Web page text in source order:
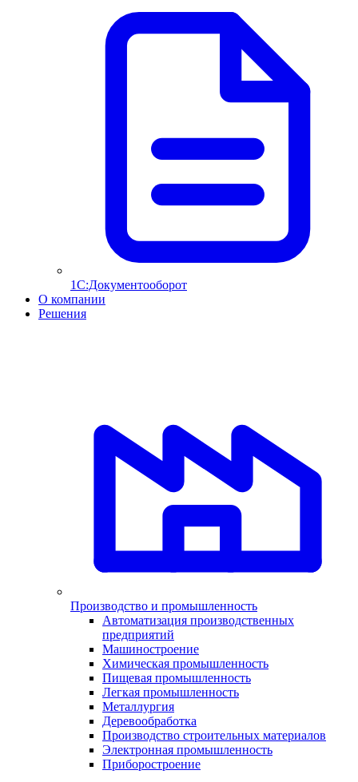
1С:Документооборот
О компании
Решения
Производство и промышленность
Автоматизация производственных
предприятий
Машиностроение
Химическая промышленность
Пищевая промышленность
Легкая промышленность
Металлургия
Деревообработка
Производство строительных материалов
Электронная промышленность
Приборостроение